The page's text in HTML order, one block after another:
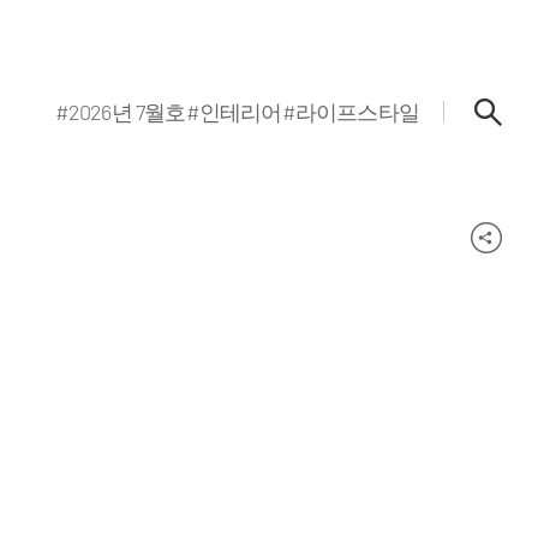
#2026년 7월호#인테리어#라이프스타일